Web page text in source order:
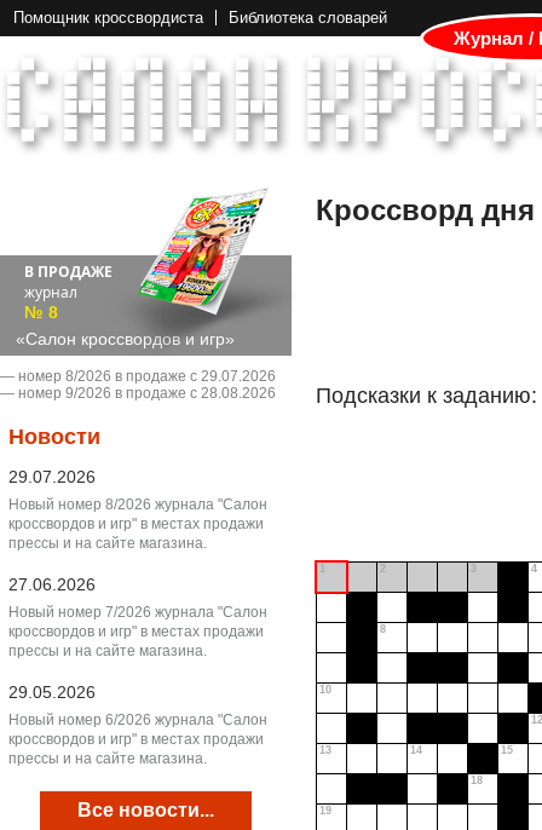
Помощник кроссвордиста Библиотека словарей
Журнал /
В ПРОДАЖЕ
журнал
№ 8
«Салон кроссвордов и игр»
― номер 8/2026 в продаже с 29.07.2026
― номер 9/2026 в продаже с 28.08.2026
Новости
29.07.2026
Новый номер 8/2026 журнала "Салон
кроссвордов и игр" в местах продажи
прессы и на сайте магазина.
27.06.2026
Новый номер 7/2026 журнала "Салон
кроссвордов и игр" в местах продажи
прессы и на сайте магазина.
29.05.2026
Новый номер 6/2026 журнала "Салон
кроссвордов и игр" в местах продажи
прессы и на сайте магазина.
Все новости...
Кроссворд дня
Подсказки к заданию:
1 2 3 4
8
10
12
13 14 15
18
19